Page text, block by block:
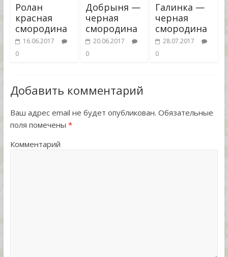
Ролан
красная
смородина
16.06.2017
0
Добрыня —
черная
смородина
20.06.2017
0
Галинка —
черная
смородина
28.07.2017
0
Добавить комментарий
Ваш адрес email не будет опубликован. Обязательные
поля помечены *
Комментарий